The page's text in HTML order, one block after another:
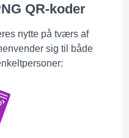
QR-koder
nytte på tværs af
sig til både